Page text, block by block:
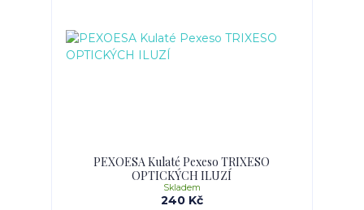
PEXOESA Kulaté Pexeso TRIXESO
OPTICKÝCH ILUZÍ
240 Kč
Skladem